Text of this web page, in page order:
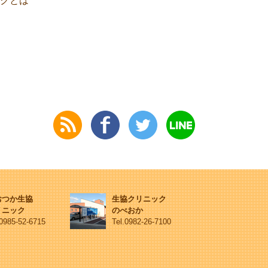
つか生協
ック
52-6715
生協クリニック
のべおか
Tel.0982-26-7100